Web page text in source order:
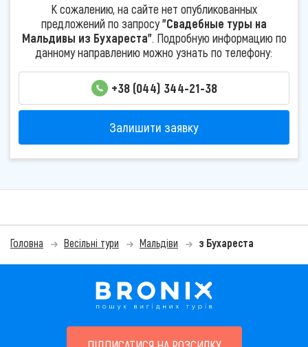
К сожалению, на сайте нет опубликованных
предложений по запросу"Свадебные туры на
Мальдивы из Бухареста". Подробную информацию по
данному направлению можно узнать по телефону:
+38 (044) 344-21-38
Залишити заявку
Головна Весільні тури Мальдіви з Бухареста